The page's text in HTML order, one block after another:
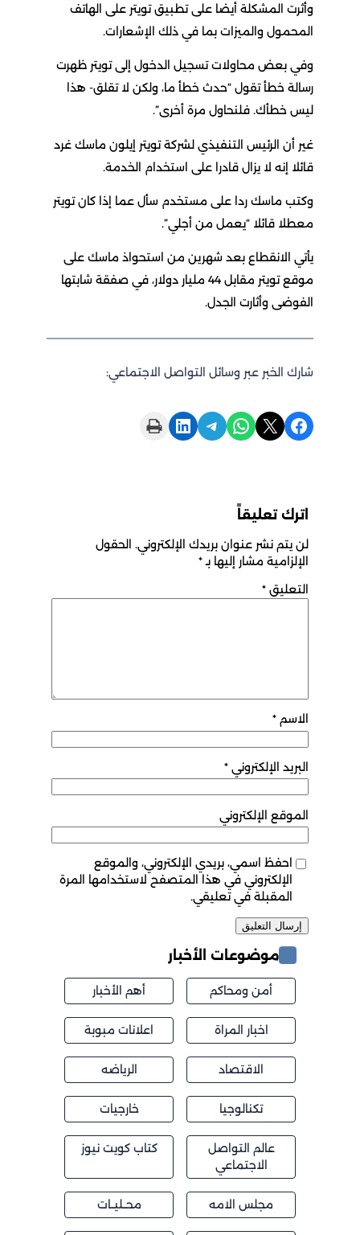
وأثرت المشكلة أيضا على تطبيق تويتر على الهاتف
المحمول والميزات بما في ذلك الإشعارات.
وفي بعض محاولات تسجيل الدخول إلى تويتر ظهرت
رسالة خطأ تقول “حدث خطأ ما، ولكن لا تقلق- هذا
ليس خطأك. فلنحاول مرة أخرى”.
غير أن الرئيس التنفيذي لشركة تويتر إيلون ماسك غرد
قائلا إنه لا يزال قادرا على استخدام الخدمة.
وكتب ماسك ردا على مستخدم سأل عما إذا كان تويتر
معطلا قائلا “يعمل من أجلي”.
يأتي الانقطاع بعد شهرين من استحواذ ماسك على
موقع تويتر مقابل 44 مليار دولار، في صفقة شابتها
الفوضى وأثارت الجدل.
شارك الخبر عبر وسائل التواصل الاجتماعي:
Share on Facebook
Share on X
Share on WhatsApp
Share on Telegram
Share on LinkedIn
Print this Page
اترك تعليقاً
لن يتم نشر عنوان بريدك الإلكتروني. الحقول
الإلزامية مشار إليها بـ*
التعليق *
الاسم *
البريد الإلكتروني *
الموقع الإلكتروني
احفظ اسمي، بريدي الإلكتروني، والموقع
الإلكتروني في هذا المتصفح لاستخدامها المرة
المقبلة في تعليقي.
موضوعات الأخبار
أمن ومحاكم أهم الأخبار
اخبار المراة اعلانات مبوبة
الاقتصاد الرياضه
تكنالوجيا خارجيات
عالم التواصل
الاجتماعي
كتاب كويت نيوز
مجلس الامه محــليــات